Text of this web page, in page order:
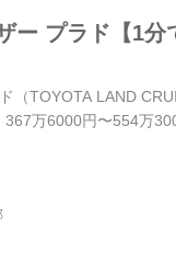
ー プラド【1
（TOYOTA LAND
万6000円〜554万